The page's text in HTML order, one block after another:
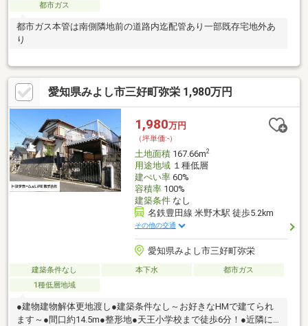
都市ガス
都市ガス本管は南側隣地前の道路内迄配管あり一部既存宅地外あ
り
愛知県みよし市三好町弥栄 1,980万円
1,980万円
（坪単価:-）
土地面積167.66m2
用途地域１種低層
建ぺい率60%
容積率100%
建築条件なし
名鉄豊田線 米野木駅 徒歩5.2km
その他の交通
愛知県みよし市三好町弥栄
建築条件なし 本下水
都市ガス
1種低層地域
●建物建物解体更地渡し●建築条件なし～お好きなHMで建てられ
ます～●間口約14.5m●整形地●天王小学校まで徒歩6分！●近隣に